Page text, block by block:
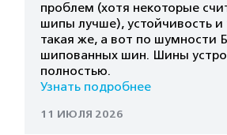
проблем (хотя некоторые
шипы лучше), устойчивость и
такая же, а вот по шумности
шипованных шин. Шины
полностью.
Узнать подробнее
11 ИЮЛЯ 2026